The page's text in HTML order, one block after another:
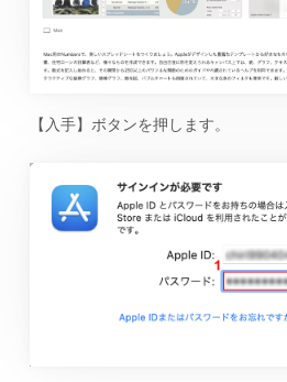
【入手】ボタンを押します。